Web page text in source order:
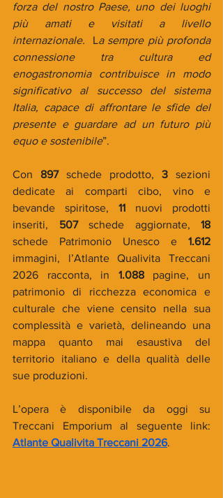
forza del nostro Paese, uno dei luoghi
più amati e visitati a livello
internazionale. La sempre più profonda
connessione tra cultura ed
enogastronomia contribuisce in modo
significativo al successo del sistema
Italia, capace di affrontare le sfide del
presente e guardare ad un futuro più
equo e sostenibile”.
Con 897 schede prodotto, 3 sezioni
dedicate ai comparti cibo, vino e
bevande spiritose, 11 nuovi prodotti
inseriti, 507 schede aggiornate, 18
schede Patrimonio Unesco e 1.612
immagini, l’Atlante Qualivita Treccani
2026 racconta, in 1.088 pagine, un
patrimonio di ricchezza economica e
culturale che viene censito nella sua
complessità e varietà, delineando una
mappa quanto mai esaustiva del
territorio italiano e della qualità delle
sue produzioni.
L’opera è disponibile da oggi su
Atlante Qualivita Treccani 2026.